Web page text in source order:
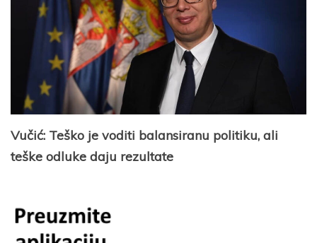
Vučić: Teško je voditi balansiranu politiku, ali
teške odluke daju rezultate